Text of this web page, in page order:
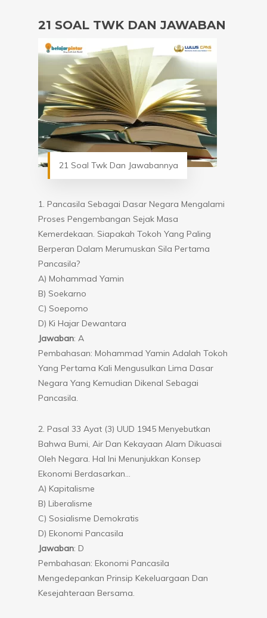
21 SOAL TWK DAN JAWABAN
21 Soal Twk Dan Jawabannya
1. Pancasila Sebagai Dasar Negara Mengalami
Proses Pengembangan Sejak Masa
Kemerdekaan. Siapakah Tokoh Yang Paling
Berperan Dalam Merumuskan Sila Pertama
Pancasila?
A) Mohammad Yamin
B) Soekarno
C) Soepomo
D) Ki Hajar Dewantara
Jawaban: A
Pembahasan: Mohammad Yamin Adalah Tokoh
Yang Pertama Kali Mengusulkan Lima Dasar
Negara Yang Kemudian Dikenal Sebagai
Pancasila.
2. Pasal 33 Ayat (3) UUD 1945 Menyebutkan
Bahwa Bumi, Air Dan Kekayaan Alam Dikuasai
Oleh Negara. Hal Ini Menunjukkan Konsep
Ekonomi Berdasarkan…
A) Kapitalisme
B) Liberalisme
C) Sosialisme Demokratis
D) Ekonomi Pancasila
Jawaban: D
Pembahasan: Ekonomi Pancasila
Mengedepankan Prinsip Kekeluargaan Dan
Kesejahteraan Bersama.